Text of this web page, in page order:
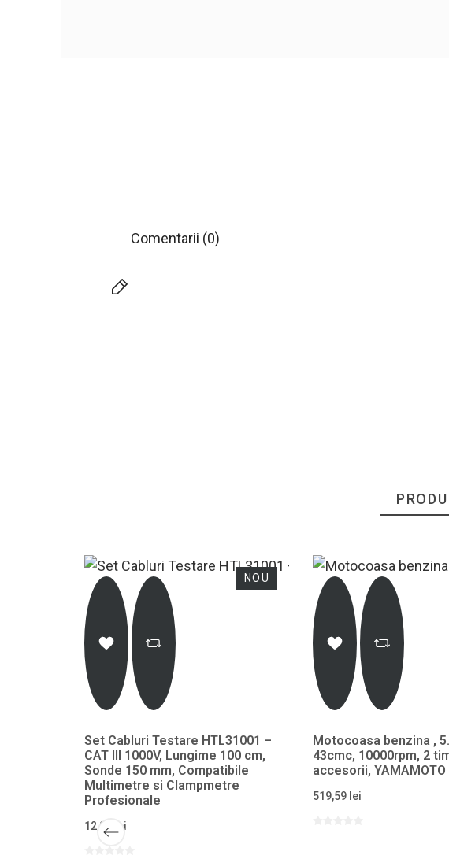
Comentarii (0)
Set Cabluri Testare HTL31001 –
CAT III 1000V, Lungime 100 cm,
Sonde 150 mm, Compatibile
Multimetre si Clampmetre
Profesionale
12,87 lei
NOU
Motocoasa benzina ,
43cmc, 10000rpm, 2
accesorii, YAMAMOTO
519,59 lei